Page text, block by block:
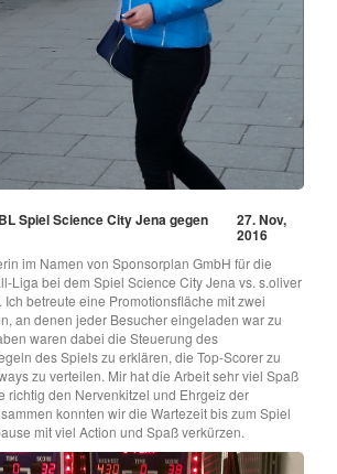
Spiel Science City Jena gegen 27. Nov,
2016
im Namen von Sponsorplan GmbH für die
Liga bei dem Spiel Science City Jena vs. s.oliver
betreute eine Promotionsfläche mit zwei
an denen jeder Besucher eingeladen war zu
waren dabei die Steuerung des
des Spiels zu erklären, die Top-Scorer zu
zu verteilen. Mir hat die Arbeit sehr viel Spaß
richtig den Nervenkitzel und Ehrgeiz der
konnten wir die Wartezeit bis zum Spiel
mit viel Action und Spaß verkürzen.